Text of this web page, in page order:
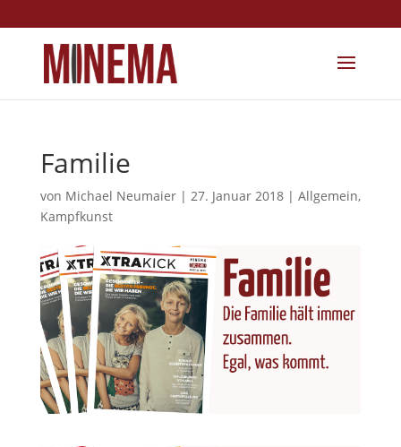
Familie
von Michael Neumaier| 27. Januar 2018| Allgemein,
Kampfkunst